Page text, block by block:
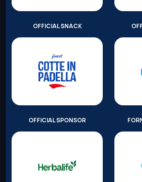
OFFICIAL SNACK
OFFICIAL SPONSOR